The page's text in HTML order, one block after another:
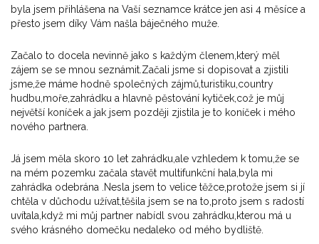
byla jsem přihlášena na Vaší seznamce krátce jen asi 4 měsíce a
přesto jsem díky Vám našla báječného muže.
Začalo to docela nevinně jako s každým členem,který měl
zájem se se mnou seznámit.Začali jsme si dopisovat a zjistili
jsme,že máme hodně společných zájmů,turistiku,country
hudbu,moře,zahrádku a hlavně pěstování kytiček,což je můj
největší koníček a jak jsem později zjistila je to koníček i mého
nového partnera.
Já jsem měla skoro 10 let zahrádku,ale vzhledem k tomu,že se
na mém pozemku začala stavět multifunkční hala,byla mi
zahrádka odebrána .Nesla jsem to velice těžce,protože jsem si jí
chtěla v důchodu užívat,těšila jsem se na to,proto jsem s radostí
uvítala,když mi můj partner nabídl svou zahrádku,kterou má u
svého krásného domečku nedaleko od mého bydliště.